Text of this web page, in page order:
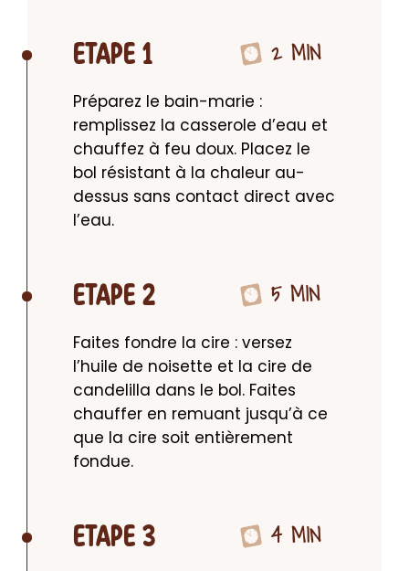
ETAPE 1 2 MIN
Préparez le bain-marie :
remplissez la casserole d’eau et
chauffez à feu doux. Placez le
bol résistant à la chaleur au-
dessus sans contact direct avec
l’eau.
ETAPE 2 5 MIN
Faites fondre la cire : versez
l’huile de noisette et la cire de
candelilla dans le bol. Faites
chauffer en remuant jusqu’à ce
que la cire soit entièrement
fondue.
ETAPE 3 4 MIN